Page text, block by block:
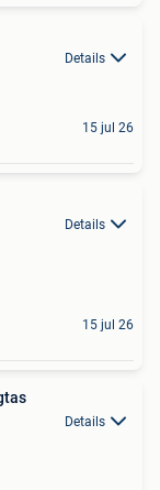
Details
15 jul 26
Details
15 jul 26
Details